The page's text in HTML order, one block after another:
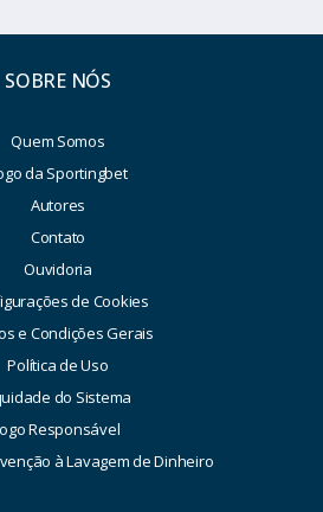
SOBRE NÓS
Quem Somos
da Sportingbet
Autores
Contato
Ouvidoria
de Cookies
e Condições Gerais
Política de Uso
do Sistema
Responsável
à Lavagem de Dinheiro